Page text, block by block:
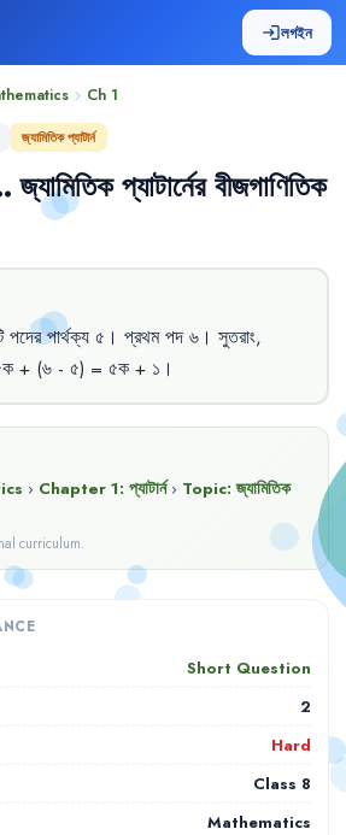
loginলগইন
chevron_right Ch 1
জ্যামিতিক প্যাটার্ন
জ্যামিতিক প্যাটার্নের বীজগাণিতিক
পদের পার্থক্য ৫ । প্রথম পদ ৬। সুতরাং,
+ (৬ - ৫) = ৫ক + ১ ।
› Chapter 1: প্যাটার্ন › Topic:জ্যামিতিক
curriculum.
Short Question
2
Hard
Class 8
Mathematics